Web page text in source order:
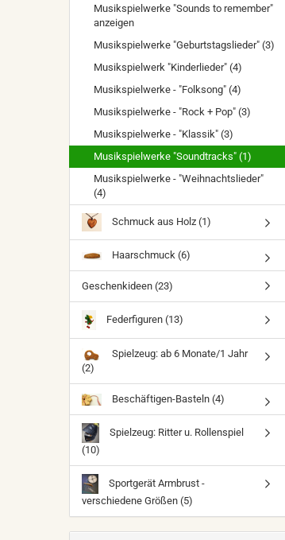
Musikspielwerke "Sounds to remember"
anzeigen
Musikspielwerke "Geburtstagslieder" (3)
Musikspielwerk "Kinderlieder" (4)
Musikspielwerke - "Folksong" (4)
Musikspielwerke - "Rock + Pop" (3)
Musikspielwerke - "Klassik" (3)
Musikspielwerke "Soundtracks" (1)
Musikspielwerke - "Weihnachtslieder"
(4)
Schmuck aus Holz (1)
Haarschmuck (6)
Geschenkideen (23)
Federfiguren (13)
Spielzeug: ab 6 Monate/1 Jahr
(2)
Beschäftigen-Basteln (4)
Spielzeug: Ritter u. Rollenspiel
(10)
Sportgerät Armbrust -
verschiedene Größen (5)